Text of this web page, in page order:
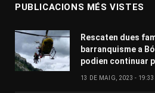
PUBLICACIONS MÉS VISTES
Rescaten dues
barranquisme a
podien continuar
13 DE MAIG, 2023 - 19:33